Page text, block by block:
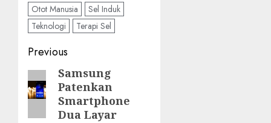
Otot Manusia
Sel Induk
Teknologi
Terapi Sel
Post
navigation
Previous
Previous
post:
Samsung
Patenkan
Smartphone
Dua Layar